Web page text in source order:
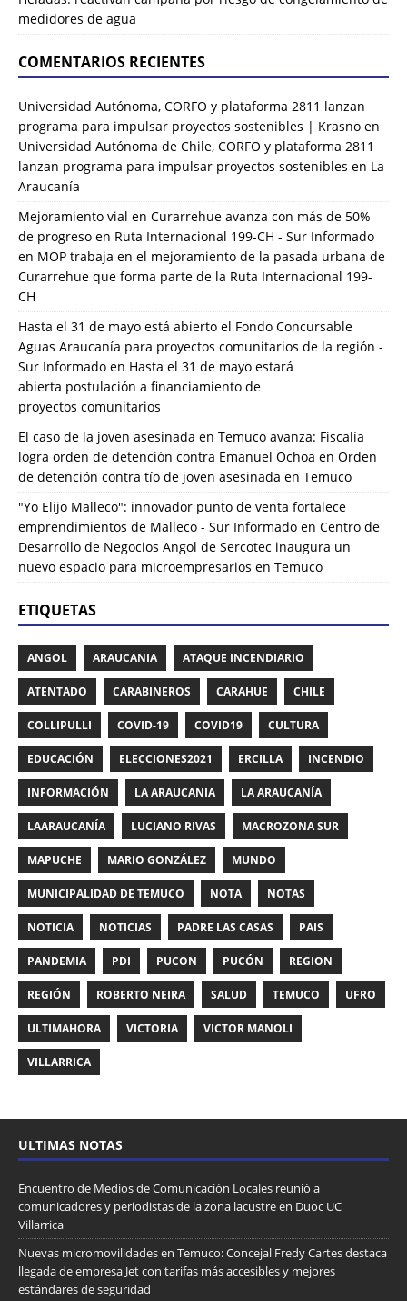
medidores de agua
COMENTARIOS RECIENTES
Universidad Autónoma, CORFO y plataforma 2811 lanzan
programa para impulsar proyectos sostenibles | Krasno en
Universidad Autónoma de Chile, CORFO y plataforma 2811
lanzan programa para impulsar proyectos sostenibles en La
Araucanía
Mejoramiento vial en Curarrehue avanza con más de 50%
de progreso en Ruta Internacional 199-CH - Sur Informado
en MOP trabaja en el mejoramiento de la pasada urbana de
Curarrehue que forma parte de la Ruta Internacional 199-
CH
Hasta el 31 de mayo está abierto el Fondo Concursable
Aguas Araucanía para proyectos comunitarios de la región -
Sur Informado en Hasta el 31 de mayo estará
abierta postulación a financiamiento de
proyectos comunitarios
El caso de la joven asesinada en Temuco avanza: Fiscalía
logra orden de detención contra Emanuel Ochoa en Orden
de detención contra tío de joven asesinada en Temuco
"Yo Elijo Malleco": innovador punto de venta fortalece
emprendimientos de Malleco - Sur Informado en Centro de
Desarrollo de Negocios Angol de Sercotec inaugura un
nuevo espacio para microempresarios en Temuco
ETIQUETAS
ANGOL ARAUCANIA ATAQUE INCENDIARIO
ATENTADO CARABINEROS CARAHUE CHILE
COLLIPULLI COVID-19 COVID19 CULTURA
EDUCACIÓN ELECCIONES2021 ERCILLA INCENDIO
INFORMACIÓN LA ARAUCANIA LA ARAUCANÍA
LAARAUCANÍA LUCIANO RIVAS MACROZONA SUR
MAPUCHE MARIO GONZÁLEZ MUNDO
MUNICIPALIDAD DE TEMUCO NOTA NOTAS
NOTICIA NOTICIAS PADRE LAS CASAS PAIS
PANDEMIA PDI PUCON PUCÓN REGION
REGIÓN ROBERTO NEIRA SALUD TEMUCO UFRO
ULTIMAHORA VICTORIA VICTOR MANOLI
VILLARRICA
ULTIMAS NOTAS
Encuentro de Medios de Comunicación Locales reunió a
comunicadores y periodistas de la zona lacustre en Duoc UC
Villarrica
Nuevas micromovilidades en Temuco: Concejal Fredy Cartes destaca
llegada de empresa Jet con tarifas más accesibles y mejores
estándares de seguridad